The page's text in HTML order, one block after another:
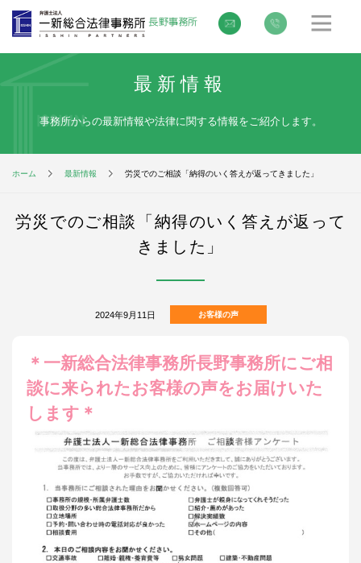
最新情報
事務所からの最新情報や法律に関する情報をご紹介します。
ホーム 最新情報 労災でのご相談「納得のいく答えが返ってきました」
労災でのご相談「納得のいく答えが返って
きました」
2024年9月11日 お客様の声
＊一新総合法律事務所長野事務所にご相
談に来られたお客様の声をお届けいた
します＊